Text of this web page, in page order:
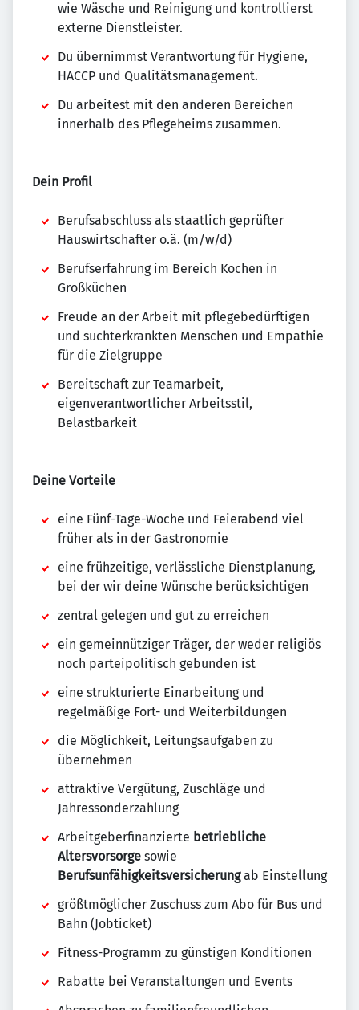
wie Wäsche und Reinigung und kontrollierst
externe Dienstleister.
Du übernimmst Verantwortung für Hygiene,
HACCP und Qualitätsmanagement.
Du arbeitest mit den anderen Bereichen
innerhalb des Pflegeheims zusammen.
Dein Profil
Berufsabschluss als staatlich geprüfter
Hauswirtschafter o.ä. (m/w/d)
Berufserfahrung im Bereich Kochen in
Großküchen
Freude an der Arbeit mit pflegebedürftigen
und suchterkrankten Menschen und Empathie
für die Zielgruppe
Bereitschaft zur Teamarbeit,
eigenverantwortlicher Arbeitsstil,
Belastbarkeit
Deine Vorteile
eine Fünf-Tage-Woche und Feierabend viel
früher als in der Gastronomie
eine frühzeitige, verlässliche Dienstplanung,
bei der wir deine Wünsche berücksichtigen
zentral gelegen und gut zu erreichen
ein gemeinnütziger Träger, der weder religiös
noch parteipolitisch gebunden ist
eine strukturierte Einarbeitung und
regelmäßige Fort- und Weiterbildungen
die Möglichkeit, Leitungsaufgaben zu
übernehmen
attraktive Vergütung, Zuschläge und
Jahressonderzahlung
Arbeitgeberfinanzierte betriebliche
Altersvorsorge sowie
Berufsunfähigkeitsversicherungab Einstellung
größtmöglicher Zuschuss zum Abo für Bus und
Bahn (Jobticket)
Fitness-Programm zu günstigen Konditionen
Rabatte bei Veranstaltungen und Events